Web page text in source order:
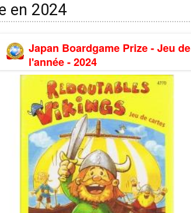
en 2024
Japan Boardgame Prize - Jeu de
l'année - 2024